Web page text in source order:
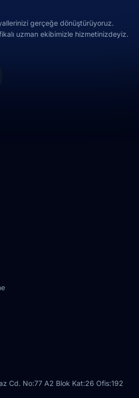
gerçeğe dönüştürüyoruz.
uzman ekibimizle hizmetinizdeyiz.
Cd. No:77 A2 Blok Kat:26 Ofis:192